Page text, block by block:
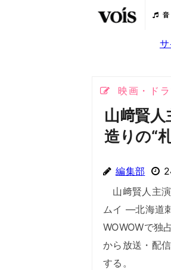
映画・ド
山﨑賢
造りの“
編集部
山﨑賢人主
ムイ ―北海道
WOWOWで独
から放送・配
する。